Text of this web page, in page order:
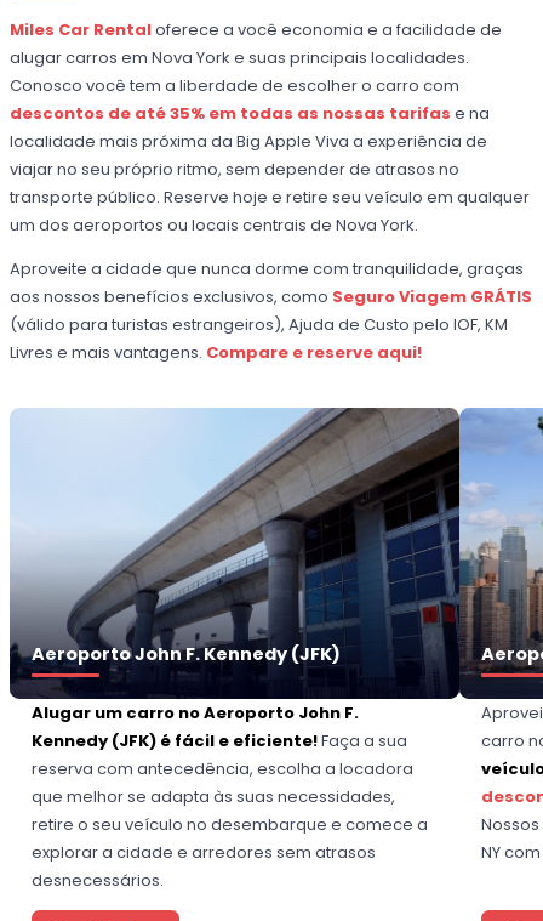
Miles Car Rentaloferece a você economia e a facilidade de
alugar carros em Nova York e suas principais localidades.
Conosco você tem a liberdade de escolher o carro com
descontos de até 35% em todas as nossas tarifas e na
localidade mais próxima da Big Apple Viva a experiência de
viajar no seu próprio ritmo, sem depender de atrasos no
transporte público. Reserve hoje e retire seu veículo em qualquer
um dos aeroportos ou locais centrais de Nova York.
Aproveite a cidade que nunca dorme com tranquilidade, graças
aos nossos benefícios exclusivos, como Seguro Viagem GRÁTIS
(válido para turistas estrangeiros), Ajuda de Custo pelo IOF, KM
Livres e mais vantagens. Compare e reserve aqui!
Aeroporto John F. Kennedy (JFK)
Alugar um carro no Aeroporto John F.
Kennedy (JFK) é fácil e eficiente!Faça a sua
reserva com antecedência, escolha a locadora
que melhor se adapta às suas necessidades,
retire o seu veículo no desembarque e comece a
explorar a cidade e arredores sem atrasos
desnecessários.
carro
NY